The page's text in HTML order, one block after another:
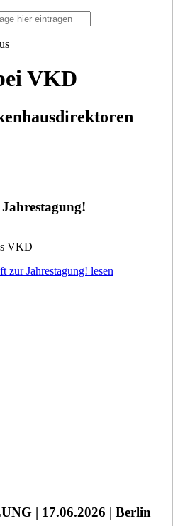
VKD
VKD
zur Jahrestagung! lesen
| 17.06.2026 | Berlin